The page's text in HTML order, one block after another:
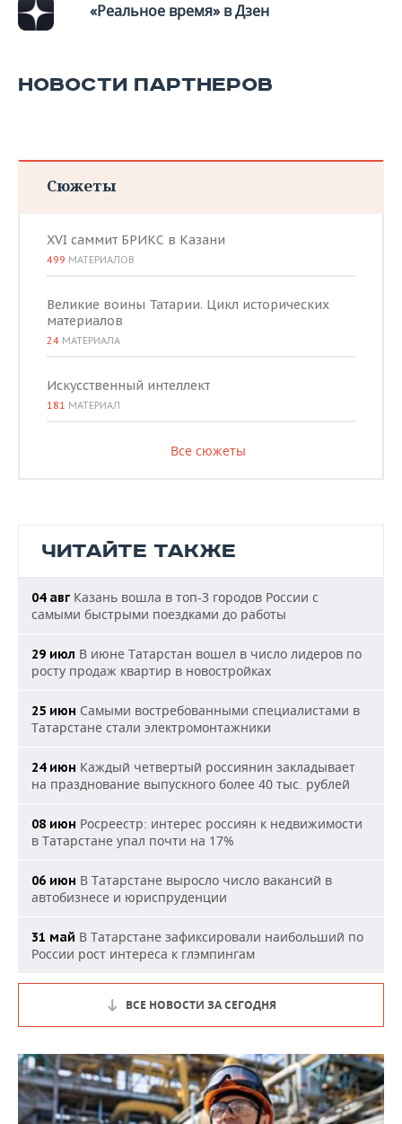
«Реальное время» в Дзен
НОВОСТИ ПАРТНЕРОВ
Сюжеты
XVI саммит БРИКС в Казани
499 МАТЕРИАЛОВ
Великие воины Татарии. Цикл исторических
материалов
24 МАТЕРИАЛА
Искусственный интеллект
181 МАТЕРИАЛ
Все сюжеты
ЧИТАЙТЕ ТАКЖЕ
04 авг Казань вошла в топ-3 городов России с
самыми быстрыми поездками до работы
29 июл В июне Татарстан вошел в число лидеров по
росту продаж квартир в новостройках
25 июн Самыми востребованными специалистами в
Татарстане стали электромонтажники
24 июн Каждый четвертый россиянин закладывает
на празднование выпускного более 40 тыс. рублей
08 июн Росреестр: интерес россиян к недвижимости
в Татарстане упал почти на 17%
06 июн В Татарстане выросло число вакансий в
автобизнесе и юриспруденции
31 май В Татарстане зафиксировали наибольший по
России рост интереса к глэмпингам
ВСЕ НОВОСТИ ЗА СЕГОДНЯ